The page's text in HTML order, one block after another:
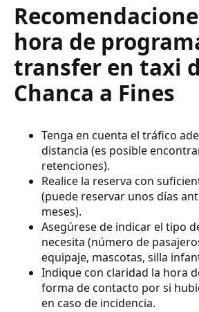
hora de
transfer en taxi
Chanca a Fines
Tenga en cuenta el tráfico
distancia (es posible
retenciones).
Realice la reserva con
(puede reservar unos días
meses).
Asegúrese de indicar el tipo
necesita (número de
equipaje, mascotas, silla
Indique con claridad la hora
forma de contacto por si
en caso de incidencia.